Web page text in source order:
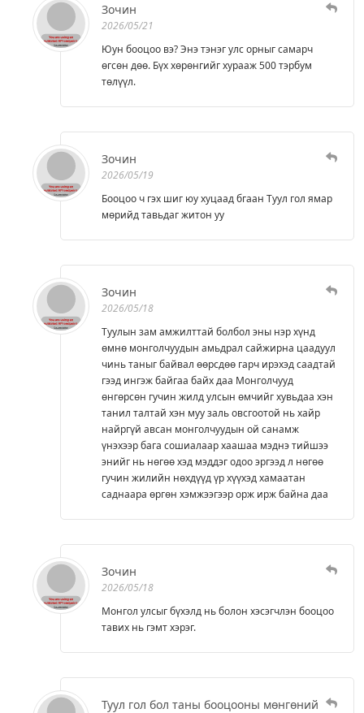
Зочин
2026/05/21
Юун бооцоо вэ? Энэ тэнэг улс орныг самарч
өгсөн дөө. Бүх хөрөнгийг хурааж 500 тэрбум
төлүүл.
Зочин
2026/05/19
Бооцоо ч гэх шиг юу хуцаад бгаан Туул гол ямар
мөрийд тавьдаг житон уу
Зочин
2026/05/18
Туулын зам амжилттай болбол эны нэр хүнд
өмнө монголчуудын амьдрал сайжирна цаадуул
чинь таныг байвал өөрсдөө гарч ирэхэд саадтай
гээд ингэж байгаа байх даа Монголчууд
өнгөрсөн гучин жилд улсын өмчийг хувьдаа хэн
танил талтай хэн муу заль овсгоотой нь хайр
найргүй авсан монголчуудын ой санамж
үнэхээр бага сошиалаар хаашаа мэднэ тийшээ
энийг нь нөгөө хэд мэддэг одоо эргээд л нөгөө
гучин жилийн нөхдүүд үр хүүхэд хамаатан
саднаара өргөн хэмжээгээр орж ирж байна даа
Зочин
2026/05/18
Монгол улсыг бүхэлд нь болон хэсэгчлэн бооцоо
тавих нь гэмт хэрэг.
Туул гол бол таны бооцооны мөнгөний